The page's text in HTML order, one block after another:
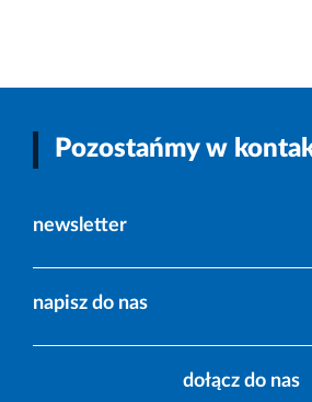
Pozostańmy w
newsletter
napisz do nas
dołącz do nas